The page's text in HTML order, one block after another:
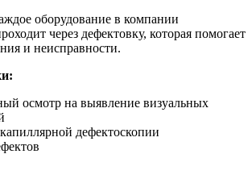
оборудование в компании
через дефектовку, которая помогает
и неисправности.
осмотр на выявление визуальных
дефектоскопии